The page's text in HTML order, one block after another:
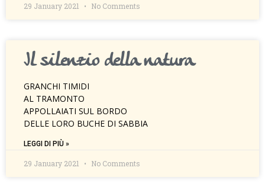
29 January 2021 No Comments
Il silenzio della natura
GRANCHI TIMIDI
AL TRAMONTO
APPOLLAIATI SUL BORDO
DELLE LORO BUCHE DI SABBIA
LEGGI DI PIÙ »
29 January 2021 No Comments